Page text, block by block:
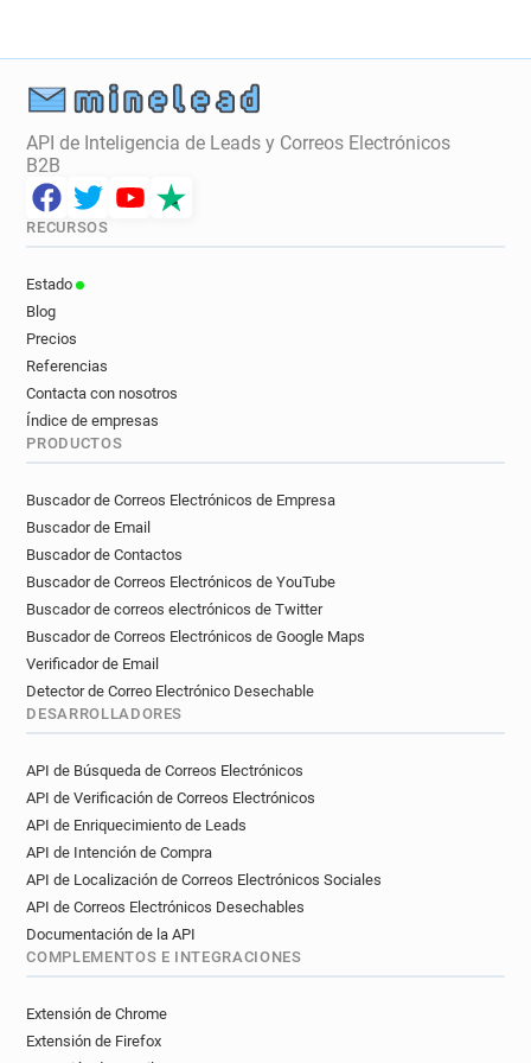
API de Inteligencia de Leads y Correos Electrónicos
B2B
RECURSOS
Estado
Blog
Precios
Referencias
Contacta con nosotros
Índice de empresas
PRODUCTOS
Buscador de Correos Electrónicos de Empresa
Buscador de Email
Buscador de Contactos
Buscador de Correos Electrónicos de YouTube
Buscador de correos electrónicos de Twitter
Buscador de Correos Electrónicos de Google Maps
Verificador de Email
Detector de Correo Electrónico Desechable
DESARROLLADORES
API de Búsqueda de Correos Electrónicos
API de Verificación de Correos Electrónicos
API de Enriquecimiento de Leads
API de Intención de Compra
API de Localización de Correos Electrónicos Sociales
API de Correos Electrónicos Desechables
Documentación de la API
COMPLEMENTOS E INTEGRACIONES
Extensión de Chrome
Extensión de Firefox